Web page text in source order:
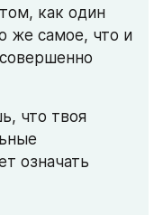
как один
же самое, что и
что твоя
означать